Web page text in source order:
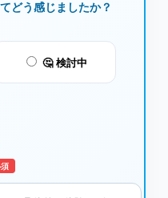
どう感じましたか？
🤔 検討中